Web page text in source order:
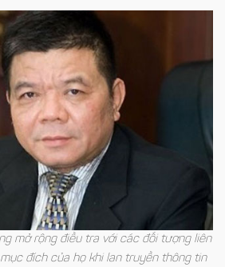
mở rộng điều tra với các đối tượng liên
đích của họ khi lan truyền thông tin